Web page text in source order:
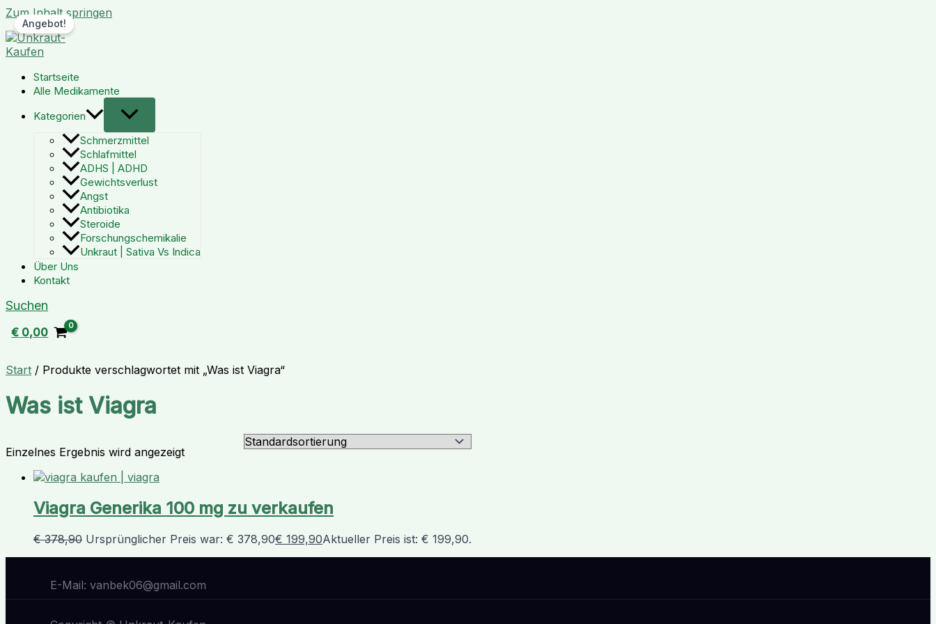
Zum Inhalt springen
Startseite
Alle Medikamente
Kategorien
Schmerzmittel
Schlafmittel
ADHS | ADHD
Gewichtsverlust
Angst
Antibiotika
Steroide
Forschungschemikalie
Unkraut | Sativa Vs Indica
Über Uns
Kontakt
Suchen
€ 0,00
Start / Produkte verschlagwortet mit „Was ist Viagra“
Was ist Viagra
Einzelnes Ergebnis wird angezeigt
Angebot!
Viagra Generika 100 mg zu verkaufen
€378,90 Ursprünglicher Preis war: € 378,90€ 199,90Aktueller Preis ist: € 199,90.
E-Mail: vanbek06@gmail.com